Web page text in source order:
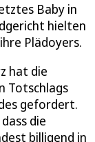
Baby in
hielten
Plädoyers.
hat die
Totschlags
gefordert.
die
billigend in